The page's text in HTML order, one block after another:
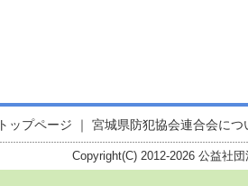
トップページ ｜ 宮城県防犯協会連合会につ
Copyright(C) 2012-2026 公益社